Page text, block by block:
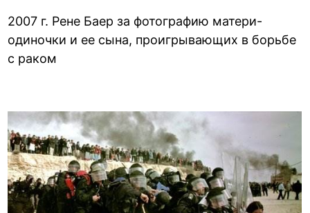
2007 г. Рене Баер за фотографию матери-
одиночки и ее сына, проигрывающих в борьбе
с раком